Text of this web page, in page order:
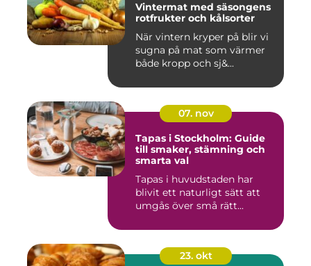
Vintermat med säsongens
rotfrukter och kålsorter
När vintern kryper på blir vi
sugna på mat som värmer
både kropp och sj&...
07. nov
Tapas i Stockholm: Guide
till smaker, stämning och
smarta val
Tapas i huvudstaden har
blivit ett naturligt sätt att
umgås över små rätt...
23. okt